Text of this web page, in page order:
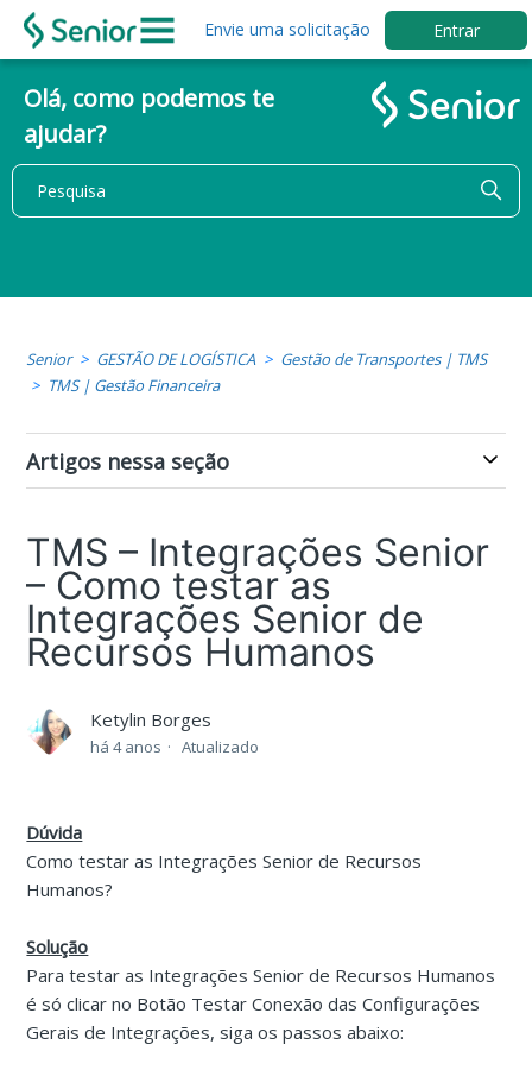
Envie uma solicitação Entrar
Olá, como podemos te
ajudar?
Senior GESTÃO DE LOGÍSTICA
Gestão de Transportes | TMS
TMS | Gestão Financeira
Artigos nessa seção
TMS – Integrações Senior
– Como testar as
Integrações Senior de
Recursos Humanos
Ketylin Borges
há 4 anos Atualizado
Dúvida
Como testar as Integrações Senior de Recursos
Humanos?
Solução
Para testar as Integrações Senior de Recursos Humanos
é só clicar no Botão Testar Conexão das Configurações
Gerais de Integrações, siga os passos abaixo: